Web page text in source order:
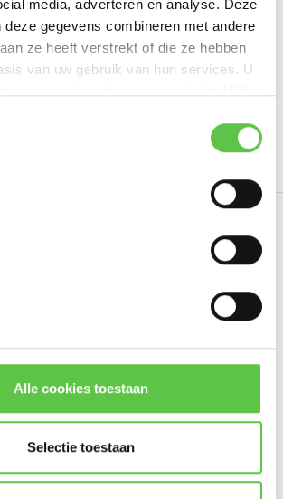
media, adverteren en analyse. Deze
deze gegevens combineren met andere
ze heeft verstrekt of die ze hebben
van uw gebruik van hun services. U
Alle cookies toestaan
Selectie toestaan
LIC-MS355-
beperkingen